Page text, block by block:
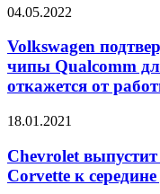
для
гражданских
авиалиний
Volkswagen
что
использовать
чипы
для
но
также
04.05.2022
Volkswagen
чипы Qualcomm
откажется от
Chevrolet
электрический
кроссовер
Corvette
18.01.2021
Chevrolet выпустит
Corvette к